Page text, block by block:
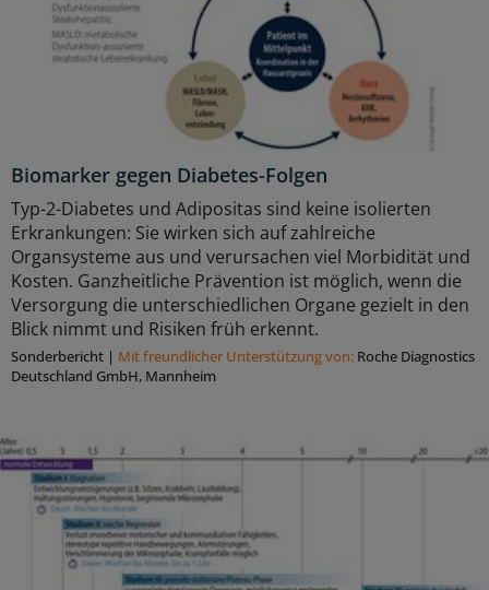
Biomarker gegen Diabetes-Folgen
Typ-2-Diabetes und Adipositas sind keine isolierten
Erkrankungen: Sie wirken sich auf zahlreiche
Organsysteme aus und verursachen viel Morbidität und
Kosten. Ganzheitliche Prävention ist möglich, wenn die
Versorgung die unterschiedlichen Organe gezielt in den
Blick nimmt und Risiken früh erkennt.
Sonderbericht | Mit freundlicher Unterstützung von: Roche Diagnostics
Deutschland GmbH, Mannheim